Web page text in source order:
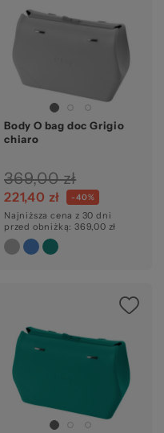
Body O bag doc Grigio
chiaro
369,00 zł
221,40 zł -40%
Najniższa cena z 30 dni
przed obniżką: 369,00 zł